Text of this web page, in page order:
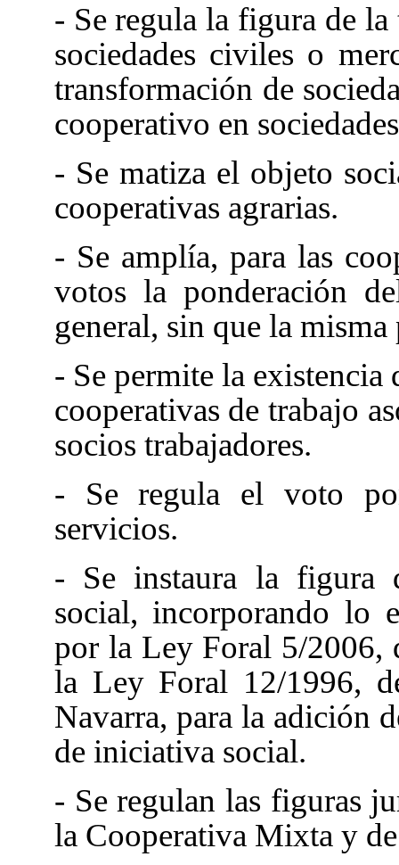
- Se regula la figura de
sociedades civiles o
transformación de
cooperativo en
- Se matiza el objeto
cooperativas agrarias.
- Se amplía, para las
votos la ponderación
general, sin que la
- Se permite la existencia
cooperativas de trabajo
socios trabajadores.
- Se regula el voto
servicios.
- Se instaura la figura
social, incorporando lo
por la Ley Foral 5/2006,
la Ley Foral 12/1996,
Navarra, para la adición
de iniciativa social.
- Se regulan las figuras
la Cooperativa Mixta y